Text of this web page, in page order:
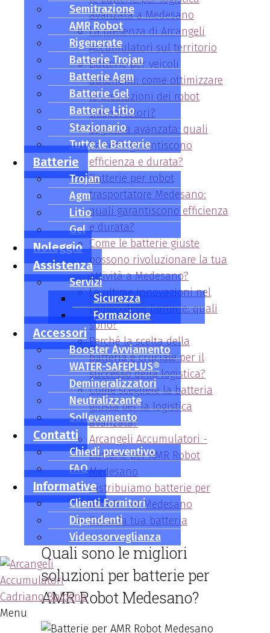
Semitrazione
AMR Robot
Rigenerate
Batterie Trojan
Batterie Agm
Batterie Gel
Batterie Litio
Stazionario
Tutte le Batterie
Batterie
Trojan
Agm
Litio
Gel
Noleggio
Assistenza
Servizi
Sicurezza
Formazione
Accessori
Booster Avviamento
WATER-SAFEPLUS®
Demineralizzatori
Neutralizzante
Sollevamento
Contatti
Chiedi preventivo
FAQ
Informative
Clienti Fornitori
Dipendenti
Videosorveglianza
Menu
avanzata a Medesano
La presenza di Arcangeli
Accumulatori sul territorio
Batterie per veicoli
autonomi: come ottimizzare
le prestazioni dei robot
trasportatori?
Logistica avanzata: quali
batterie garantiscono
efficienza e durata?
Batterie per robot
trasportatore Medesano:
quali garantiscono efficienza
e durata?
Come le batterie giuste
possono rivoluzionare la tua
attività a Medesano?
Le ultime innovazioni nel
campo delle batterie: quali
sono?
Perché la scelta della
batteria è cruciale per il
successo della logistica?
Come scegliere la batteria
giusta per la logistica
avanzata?
Arcangeli Accumulatori -
Batterie per AMR Robot
Medesano
Distribuiamo batterie per
AMR Robot Medesano
Cerca la tua batteria
Quali sono le migliori
soluzioni per batterie per
AMR Robot Medesano?